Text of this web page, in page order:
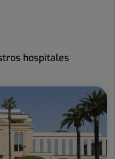
hospitales